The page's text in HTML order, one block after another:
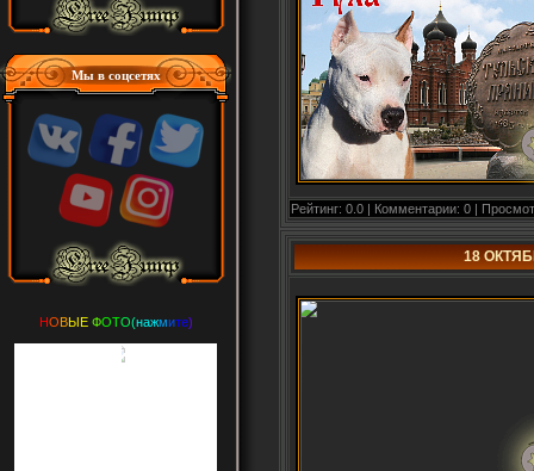
Мы в соцсетях
НОВЫЕ ФОТО(нажмите)
Рейтинг: 0.0 | Комментарии: 0 |
18